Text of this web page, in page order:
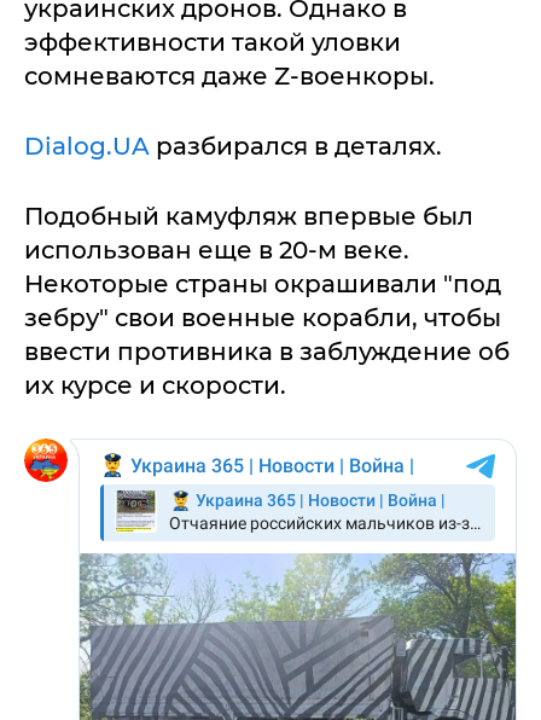
украинских дронов. Однако в
эффективности такой уловки
сомневаются даже Z-военкоры.
Dialog.UA разбирался в деталях.
Подобный камуфляж впервые был
использован еще в 20-м веке.
Некоторые страны окрашивали "под
зебру" свои военные корабли, чтобы
ввести противника в заблуждение об
их курсе и скорости.